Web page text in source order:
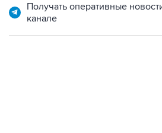
Получать оперативные
канале